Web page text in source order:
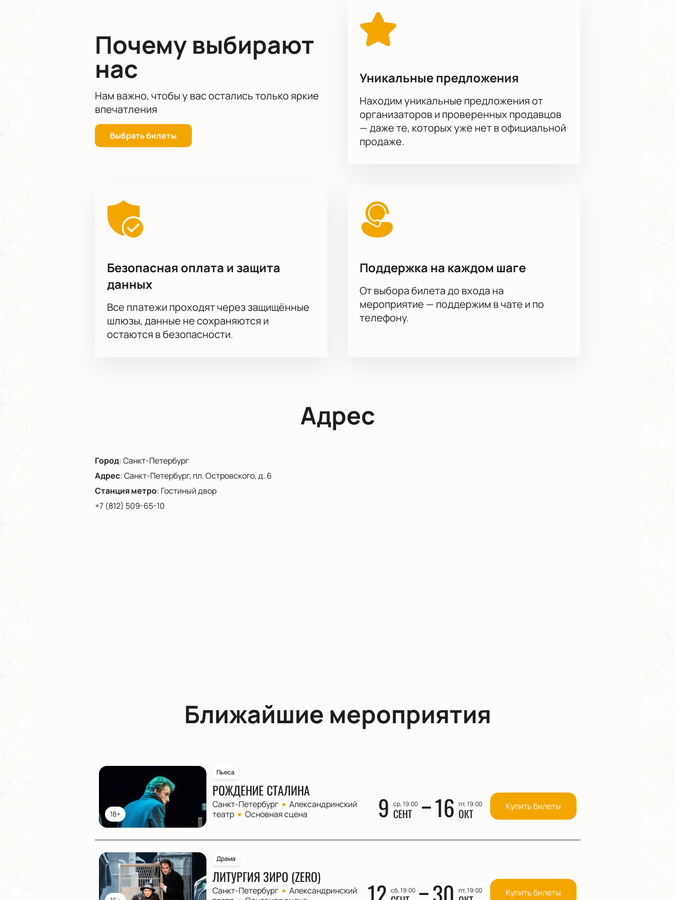
Купить билеты
Почему выбирают
нас
Нам важно, чтобы у вас остались только яркие
впечатления
Выбрать билеты
Уникальные предложения
Находим уникальные предложения от
организаторов и проверенных продавцов
— даже те, которых уже нет в официальной
продаже.
Безопасная оплата и защита
данных
Все платежи проходят через защищённые
шлюзы, данные не сохраняются и
остаются в безопасности.
Поддержка на каждом шаге
От выбора билета до входа на
мероприятие — поддержим в чате и по
телефону.
Адрес
Город:Санкт-Петербург
Адрес:Санкт-Петербург, пл. Островского, д. 6
Станция метро: Гостиный двор
+7 (812) 509-65-10
Ближайшие мероприятия
18+
Пьеса
РОЖДЕНИЕ СТАЛИНА
Санкт-Петербург
Александринский
театр
Основная сцена 9 ср, 19:00
СЕНТ 16 пт, 19:00
ОКТ Купить билеты
Драма
ЛИТУРГИЯ ЗИРО (ZERO)
Санкт-Петербург
Александринский
сб, 19:00 пт, 19:00 Купить билеты